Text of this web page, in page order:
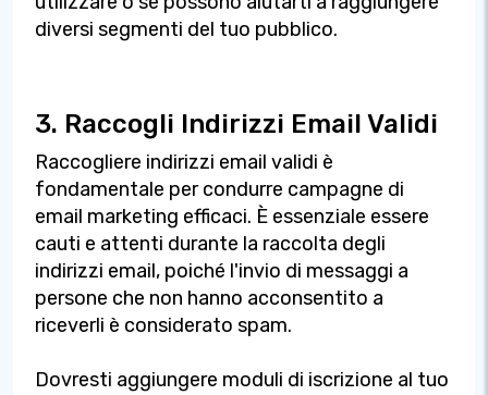
diversi segmenti del tuo pubblico.
3. Raccogli Indirizzi Email Validi
Raccogliere indirizzi email validi è
fondamentale per condurre campagne di
email marketing efficaci. È essenziale essere
cauti e attenti durante la raccolta degli
indirizzi email, poiché l'invio di messaggi a
persone che non hanno acconsentito a
riceverli è considerato spam.
Dovresti aggiungere moduli di iscrizione al tuo